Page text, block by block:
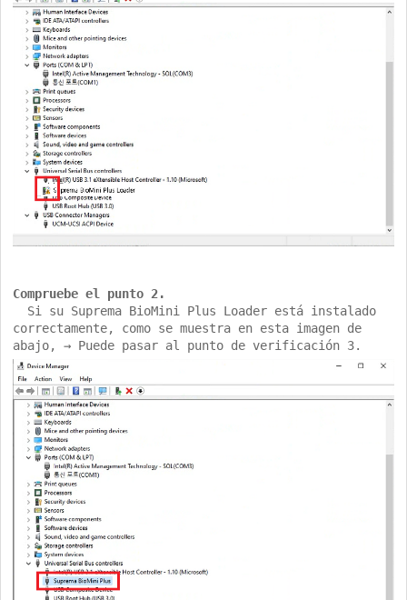
Compruebe el punto 2.
Si su Suprema BioMini Plus Loader está instalado
correctamente, como se muestra en esta imagen de
abajo, → Puede pasar al punto de verificación 3.